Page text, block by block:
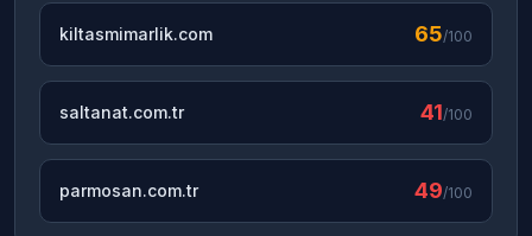
kiltasmimarlik.com 65/100
saltanat.com.tr 41/100
parmosan.com.tr 49/100